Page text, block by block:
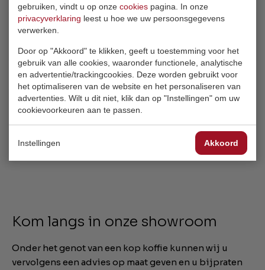
gebruiken, vindt u op onze cookies pagina. In onze
privacyverklaring leest u hoe we uw persoonsgegevens
verwerken.
Door op "Akkoord" te klikken, geeft u toestemming voor het
gebruik van alle cookies, waaronder functionele, analytische
en advertentie/trackingcookies. Deze worden gebruikt voor
het optimaliseren van de website en het personaliseren van
advertenties. Wilt u dit niet, klik dan op "Instellingen" om uw
cookievoorkeuren aan te passen.
Instellingen Akkoord
Is de stralingswarmte van een
Kan infrarood verwarming worden
Kom langs in onze showroom
Onder het genot van een kop koffie kunnen wij u
vervolgens een advies op maat geven en u bijpraten